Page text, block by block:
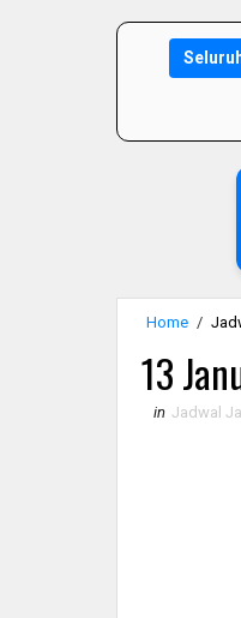
Home /
13
in Jadwal